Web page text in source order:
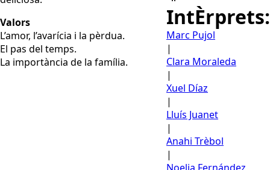
Valors
L’amor, l’avarícia i la pèrdua.
El pas del temps.
La importància de la família.
IntÈrprets:
Marc Pujol
|
Clara Moraleda
|
Xuel Díaz
|
Lluís Juanet
|
Anahi Trèbol
|